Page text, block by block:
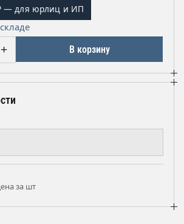
— для юрлиц и ИП
+ В корзину
за шт